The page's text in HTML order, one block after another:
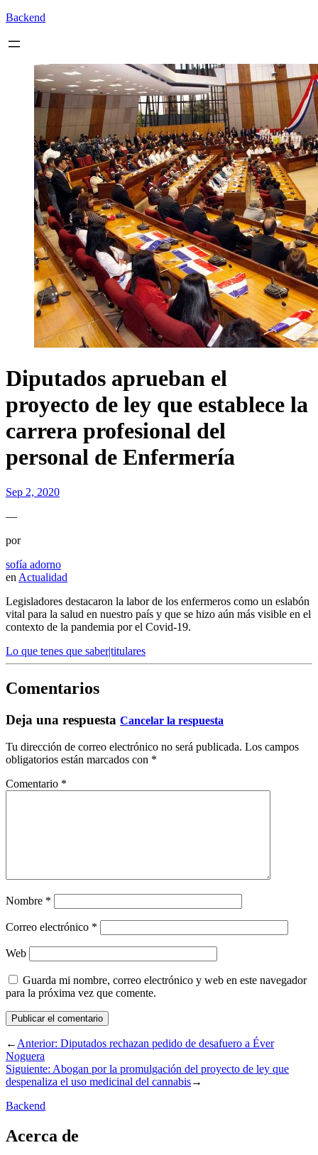
Backend
Diputados aprueban el
proyecto de ley que establece la
carrera profesional del
personal de Enfermería
Sep 2, 2020
—
por
sofía adorno
en Actualidad
Legisladores destacaron la labor de los enfermeros como un eslabón
vital para la salud en nuestro país y que se hizo aún más visible en el
contexto de la pandemia por el Covid-19.
Lo que tenes que saber|titulares
Comentarios
Deja una respuesta Cancelar la respuesta
Tu dirección de correo electrónico no será publicada. Los campos
obligatorios están marcados con *
Comentario *
Nombre *
Correo electrónico *
Web
Guarda mi nombre, correo electrónico y web en este navegador
para la próxima vez que comente.
←Anterior: Diputados rechazan pedido de desafuero a Éver
Noguera
Siguiente: Abogan por la promulgación del proyecto de ley que
despenaliza el uso medicinal del cannabis→
Backend
Acerca de